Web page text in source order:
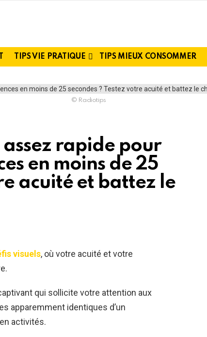
TIPS VIE PRATIQUE TIPS MIEUX CONSOMMER
© Radiotips
assez rapide pour
en moins de 25
acuité et battez le
visuels, où votre acuité et votre
qui sollicite votre attention aux
apparemment identiques d’un
activités.